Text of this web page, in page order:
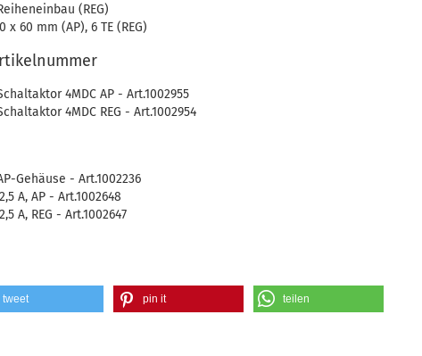
(REG)
x 60 mm (AP), 6 TE (REG)
4MDC AP - Art.1002955
4MDC REG - Art.1002954
Gehäuse - Art.1002236
A, AP - Art.1002648
A, REG - Art.1002647
tweet pin it teilen